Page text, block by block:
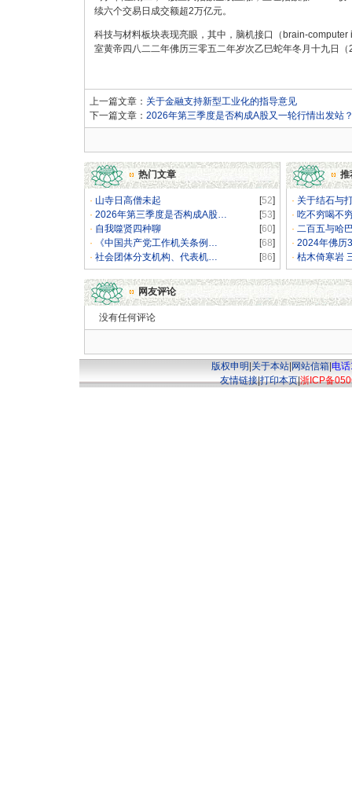
续六个交易日成交额超2万亿元。
科技与材料板块表现亮眼，其中，脑机接口（brain-
室黄帝四八二二年佛历三零五二年岁次乙巳蛇年冬月十九日
上一篇文章： 关于金融支持新型工业化的指导意见
下一篇文章： 2026年第三季度是否构成A股又一轮行情出发站
热门文章 推
· 山寺日高僧未起 [52]
· 2026年第三季度是否构成A股… [53]
· 自我噬贤四种聊 [60]
·
《中国共产党工作机关条例… [68]
· 社会团体分支机构、代表机… [86]
· 关于结石与
· 吃不穷喝不
· 二百五与哈
· 2024年佛历
· 枯木倚寒岩
网友评论
没有任何评论
版权申明 关于本站| 网站信箱| 电
友情链接|打印本页|浙ICP备